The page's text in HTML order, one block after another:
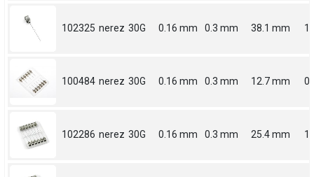
102325 nerez 30G 0.16 mm 0.3 mm 38.1 mm
100484 nerez 30G 0.16 mm 0.3 mm 12.7 mm
102286 nerez 30G 0.16 mm 0.3 mm 25.4 mm 1